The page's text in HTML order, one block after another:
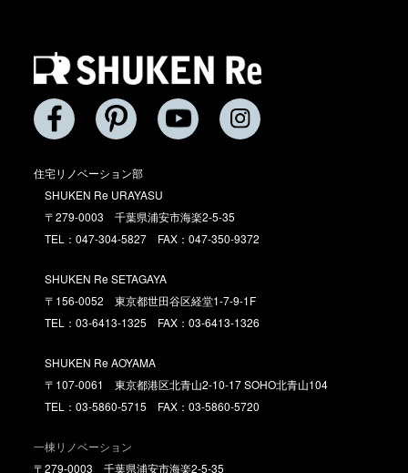
住宅リノベーション部
SHUKEN Re URAYASU
〒279-0003 千葉県浦安市海楽2-5-35
TEL：047-304-5827 FAX：047-350-9372
SHUKEN Re SETAGAYA
〒156-0052 東京都世田谷区経堂1-7-9-1F
TEL：03-6413-1325 FAX：03-6413-1326
SHUKEN Re AOYAMA
〒107-0061 東京都港区北青山2-10-17 SOHO北青山104
TEL：03-5860-5715 FAX：03-5860-5720
一棟リノベーション
〒279-0003 千葉県浦安市海楽2-5-35